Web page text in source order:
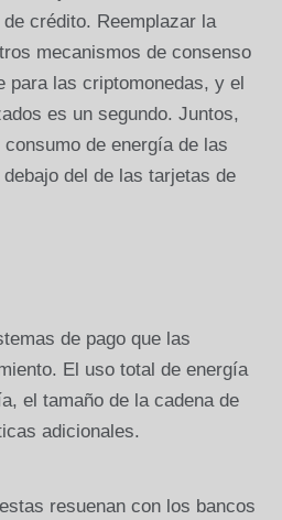
crédito. Reemplazar la
mecanismos de consenso
para las criptomonedas, y el
es un segundo. Juntos,
de energía de las
del de las tarjetas de
de pago que las
El uso total de energía
el tamaño de la cadena de
adicionales.
resuenan con los bancos